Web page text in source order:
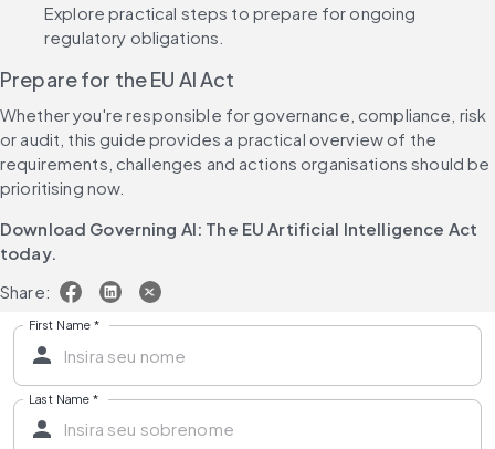
Explore practical steps to prepare for ongoing
regulatory obligations.
Prepare for the EU AI Act
Whether you're responsible for governance, compliance, risk
or audit, this guide provides a practical overview of the
requirements, challenges and actions organisations should be
prioritising now.
Download Governing AI: The EU Artificial Intelligence Act
today.
Share:
First Name *
Last Name *